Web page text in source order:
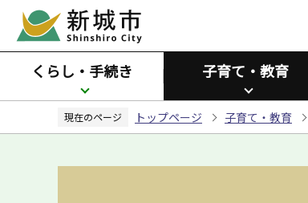
ペ
ジ
先
くらし・手続き 子育て・教育
現在のページ トップページ 子育て・教育